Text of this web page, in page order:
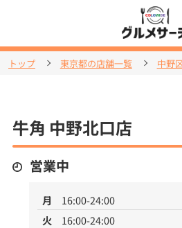
トップ 東京都の店舗一覧 中野
牛角 中野北口店
営業中
月
16:00-24:00
火
16:00-24:00